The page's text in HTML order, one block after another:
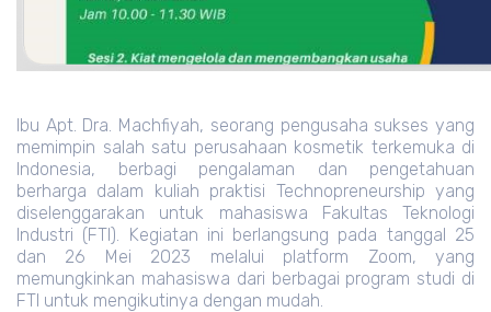
Ibu Apt. Dra. Machfiyah, seorang pengusaha sukses yang
memimpin salah satu perusahaan kosmetik terkemuka di
Indonesia, berbagi pengalaman dan pengetahuan
berharga dalam kuliah praktisi Technopreneurship yang
diselenggarakan untuk mahasiswa Fakultas Teknologi
Industri (FTI). Kegiatan ini berlangsung pada tanggal 25
dan 26 Mei 2023 melalui platform Zoom, yang
memungkinkan mahasiswa dari berbagai program studi di
FTI untuk mengikutinya dengan mudah.